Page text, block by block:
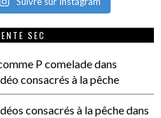
SEC
P comeladedans
consacrés à la pêche
consacrés à la pêchedans